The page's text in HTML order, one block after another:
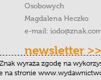
Osobowych
Magdalena Heczko
e-mail:
newsletter >>
wyraża zgodę na
na stronie